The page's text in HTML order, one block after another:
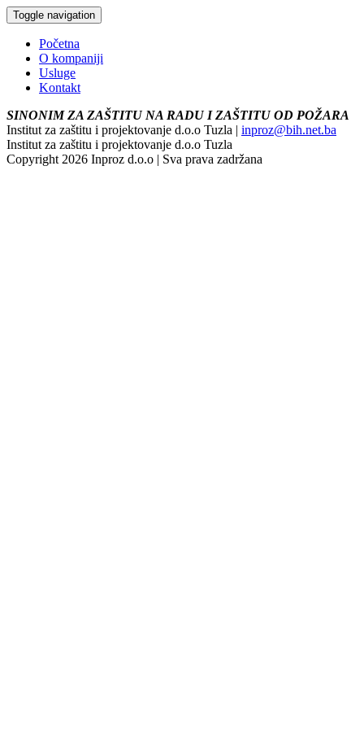
Toggle navigation
Početna
O kompaniji
Usluge
Kontakt
SINONIM ZA ZAŠTITU NA RADU I ZAŠTITU OD POŽARA
Institut za zaštitu i projektovanje d.o.o Tuzla | inproz@bih.net.ba
Institut za zaštitu i projektovanje d.o.o Tuzla
Copyright 2026 Inproz d.o.o | Sva prava zadržana